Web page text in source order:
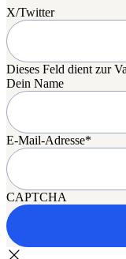
X/Twitter
Dieses Feld dient zur
Dein Name
E-Mail-Adresse*
CAPTCHA